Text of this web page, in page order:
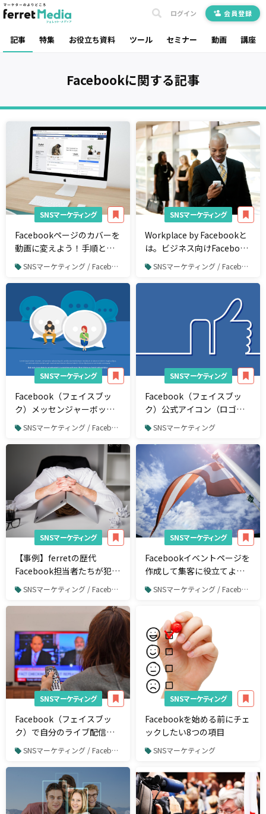
記事 特集 お役立ち資料 ツール セミナー 動画 講座
ログイン 会員登録
Facebookに関する記事
SNSマーケティング
Facebookページのカバーを
動画に変えよう！手順と参
考事例3選
SNSマーケティング / Facebook
SNSマーケティング
Workplace by Facebookと
は。ビジネス向けFacebook
の主な機能を解説
SNSマーケティング / Facebook
SNSマーケティング
Facebook（フェイスブッ
ク）メッセンジャーボット
とは？コミュニケーション
ツールの導入事例と使い方
SNSマーケティング / Facebook
SNSマーケティング
Facebook（フェイスブッ
ク）公式アイコン（ロゴ）
のダウンロード手順＆注意
SNSマーケティング
SNSマーケティング
【事例】ferretの歴代
Facebook担当者たちが犯し
てきた6つのミス-原因と対
策を公開-
SNSマーケティング / Facebook
SNSマーケティング
Facebookイベントページを
作成して集客に役立てよ
う！SNSマーケティング / Facebook
SNSマーケティング
Facebook（フェイスブッ
ク）で自分のライブ配信に
招待できる！？「Live
With」の使い方を解説
SNSマーケティング / Facebook
SNSマーケティング
Facebookを始める前にチェ
ックしたい8つの項目
SNSマーケティング